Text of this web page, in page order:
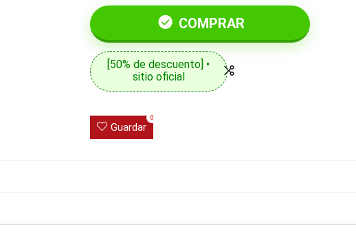
COMPRAR
[50% de descuento] •
sitio oficial
Guardar
0